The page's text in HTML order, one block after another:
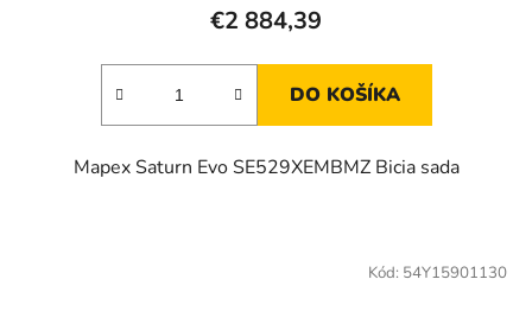
€2 884,39
DO KOŠÍKA
Mapex Saturn Evo SE529XEMBMZ Bicia sada
Kód: 54Y15901130